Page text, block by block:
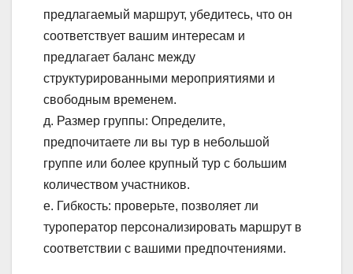
предлагаемый маршрут, убедитесь, что он
соответствует вашим интересам и
предлагает баланс между
структурированными мероприятиями и
свободным временем.
д. Размер группы: Определите,
предпочитаете ли вы тур в небольшой
группе или более крупный тур с большим
количеством участников.
е. Гибкость: проверьте, позволяет ли
туроператор персонализировать маршрут в
соответствии с вашими предпочтениями.